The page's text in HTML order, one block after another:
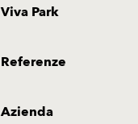
Viva Park
Referenze
Azienda